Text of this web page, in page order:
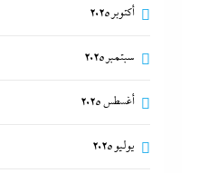
أكتوبر 2025
سبتمبر 2025
أغسطس 2025
يوليو 2025